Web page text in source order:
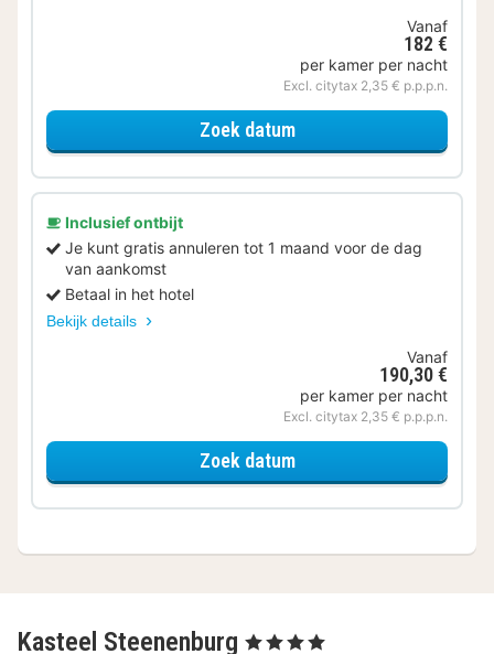
Vanaf
182 €
per kamer per nacht
Excl. citytax 2,35 € p.p.p.n.
Zoek datumvoor Deluxe kamer met
Inclusief ontbijt
Je kunt gratis annuleren tot 1 maand voor de dag
van aankomst
Betaal in het hotel
Bekijk details
Vanaf
190,30 €
per kamer per nacht
Excl. citytax 2,35 € p.p.p.n.
Zoek datumvoor Deluxe kamer met
Kasteel Steenenburg , 4 Sterren